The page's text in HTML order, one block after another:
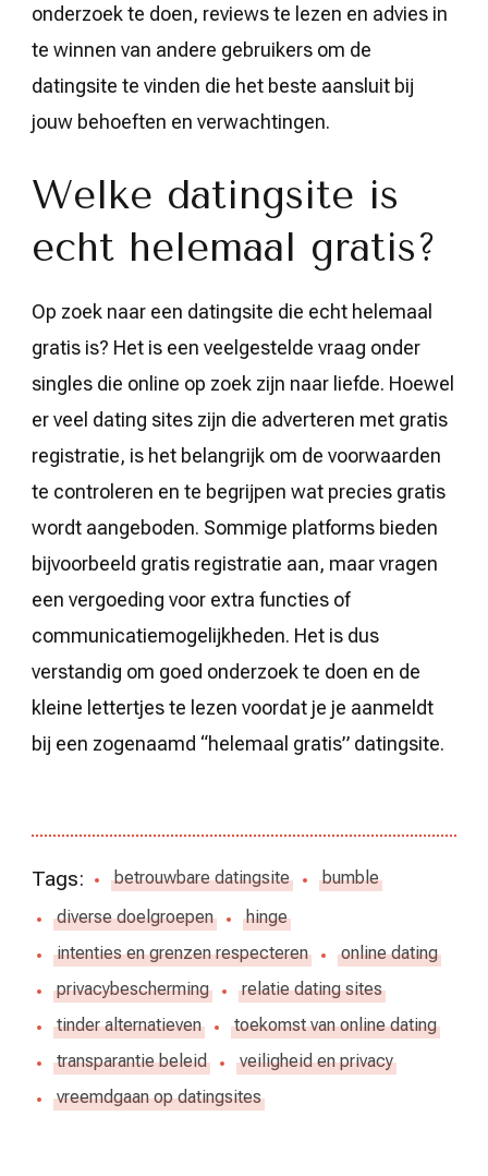
onderzoek te doen, reviews te lezen en advies in
te winnen van andere gebruikers om de
datingsite te vinden die het beste aansluit bij
jouw behoeften en verwachtingen.
Welke datingsite is
echt helemaal gratis?
Op zoek naar een datingsite die echt helemaal
gratis is? Het is een veelgestelde vraag onder
singles die online op zoek zijn naar liefde. Hoewel
er veel dating sites zijn die adverteren met gratis
registratie, is het belangrijk om de voorwaarden
te controleren en te begrijpen wat precies gratis
wordt aangeboden. Sommige platforms bieden
bijvoorbeeld gratis registratie aan, maar vragen
een vergoeding voor extra functies of
communicatiemogelijkheden. Het is dus
verstandig om goed onderzoek te doen en de
kleine lettertjes te lezen voordat je je aanmeldt
bij een zogenaamd “helemaal gratis” datingsite.
Tags: betrouwbare datingsite
bumble
diverse doelgroepen
hinge
intenties en grenzen respecteren
online dating
privacybescherming
relatie dating sites
tinder alternatieven
toekomst van online dating
transparantie beleid
veiligheid en privacy
vreemdgaan op datingsites